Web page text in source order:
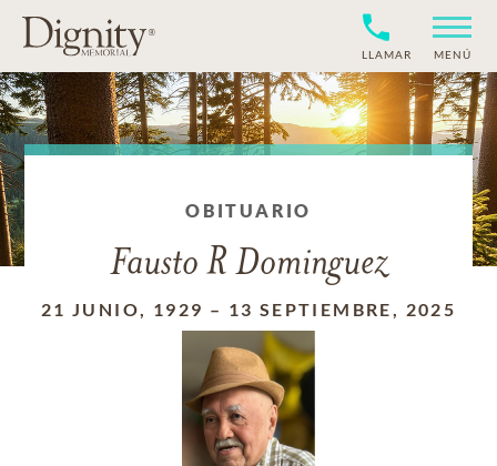
LLAMAR MENÚ
OBITUARIO
Fausto R Dominguez
21 JUNIO, 1929 – 13 SEPTIEMBRE, 2025